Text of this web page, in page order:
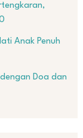
Anak Penuh
Doa dan